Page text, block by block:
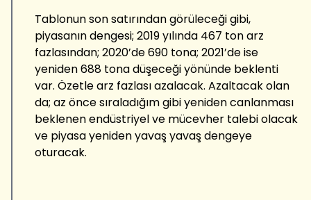
Tablonun son satırından görüleceği gibi,
piyasanın dengesi; 2019 yılında 467 ton arz
fazlasından; 2020’de 690 tona; 2021’de ise
yeniden 688 tona düşeceği yönünde beklenti
var. Özetle arz fazlası azalacak. Azaltacak olan
da; az önce sıraladığım gibi yeniden canlanması
beklenen endüstriyel ve mücevher talebi olacak
ve piyasa yeniden yavaş yavaş dengeye
oturacak.